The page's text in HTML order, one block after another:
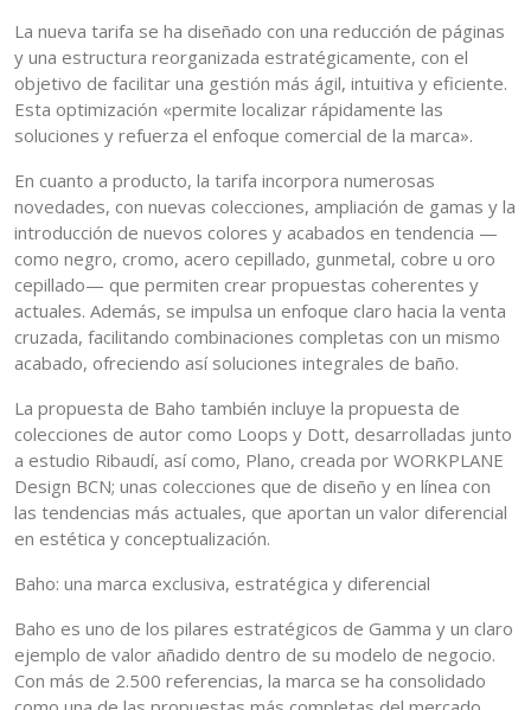
La nueva tarifa se ha diseñado con una reducción de páginas
y una estructura reorganizada estratégicamente, con el
objetivo de facilitar una gestión más ágil, intuitiva y eficiente.
Esta optimización «permite localizar rápidamente las
soluciones y refuerza el enfoque comercial de la marca».
En cuanto a producto, la tarifa incorpora numerosas
novedades, con nuevas colecciones, ampliación de gamas y la
introducción de nuevos colores y acabados en tendencia —
como negro, cromo, acero cepillado, gunmetal, cobre u oro
cepillado— que permiten crear propuestas coherentes y
actuales. Además, se impulsa un enfoque claro hacia la venta
cruzada, facilitando combinaciones completas con un mismo
acabado, ofreciendo así soluciones integrales de baño.
La propuesta de Baho también incluye la propuesta de
colecciones de autor como Loops y Dott, desarrolladas junto
a estudio Ribaudí, así como, Plano, creada por WORKPLANE
Design BCN; unas colecciones que de diseño y en línea con
las tendencias más actuales, que aportan un valor diferencial
en estética y conceptualización.
Baho: una marca exclusiva, estratégica y diferencial
Baho es uno de los pilares estratégicos de Gamma y un claro
ejemplo de valor añadido dentro de su modelo de negocio.
Con más de 2.500 referencias, la marca se ha consolidado